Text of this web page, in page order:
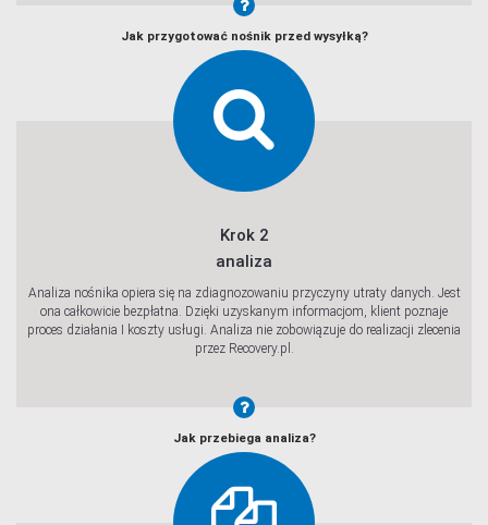
Jak przygotować nośnik przed wysyłką?
Krok 2
analiza
Analiza nośnika opiera się na zdiagnozowaniu przyczyny utraty danych. Jest
ona całkowicie bezpłatna. Dzięki uzyskanym informacjom, klient poznaje
proces działania I koszty usługi. Analiza nie zobowiązuje do realizacji zlecenia
przez Recovery.pl.
Jak przebiega analiza?